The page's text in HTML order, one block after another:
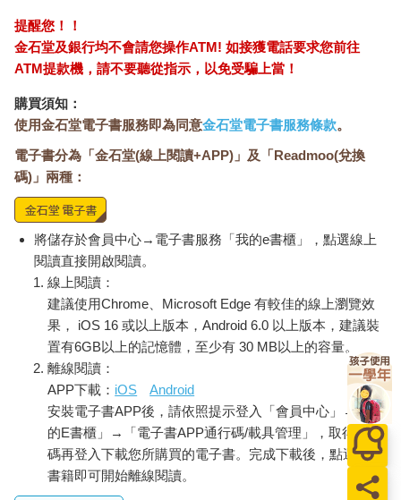
提醒您！！
金石堂及銀行均不會請您操作ATM! 如接獲電話要求您前往
ATM提款機，請不要聽從指示，以免受騙上當！
購買須知：
使用金石堂電子書服務即為同意金石堂電子書服務條款。
電子書分為「金石堂(線上閱讀+APP)」及「Readmoo(兌換
碼)」兩種：
將儲存於會員中心→電子書服務「我的e書櫃」，點選線上
閱讀直接開啟閱讀。
線上閱讀：
建議使用Chrome、Microsoft Edge 有較佳的線上瀏覽效
果， iOS 16 或以上版本，Android 6.0 以上版本，建議裝
置有6GB以上的記憶體，至少有 30 MB以上的容量。
離線閱讀：
APP下載： iOS
Android
安裝電子書APP後，請依照提示登入「會員中心」→「我
的E書櫃」→「電子書APP通行碼/載具管理」，取得通行
碼再登入下載您所購買的電子書。完成下載後，點選任一
書籍即可開始離線閱讀。